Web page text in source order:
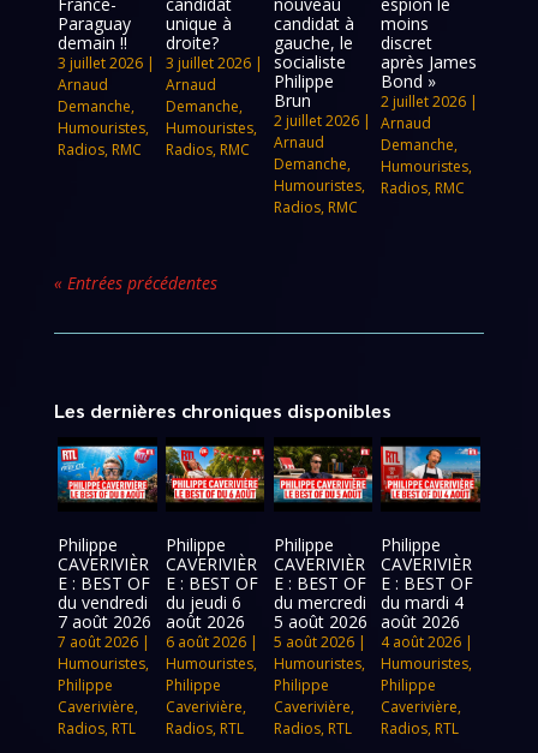
Paraguay
demain !!
3 juillet 2026 |
Arnaud
Demanche,
Humouristes,
Radios, RMC
unique à
droite?
3 juillet 2026|
Arnaud
Demanche,
Humouristes,
Radios, RMC
candidat à
gauche, le
socialiste
Philippe
Brun
2 juillet 2026|
Arnaud
Demanche,
Humouristes,
Radios, RMC
moins
discret
après James
Bond »
2 juillet 2026 |
Arnaud
Demanche,
Humouristes,
Radios, RMC
« Entrées précédentes
Les dernières chroniques disponibles
Philippe
CAVERIVIÈR
E : BEST OF
du vendredi
7 août 2026
7 août 2026 |
Humouristes,
Philippe
Caverivière,
Radios, RTL
Philippe
CAVERIVIÈR
E : BEST OF
du jeudi 6
août 2026
6 août 2026|
Humouristes,
Philippe
Caverivière,
Radios, RTL
Philippe
CAVERIVIÈR
E : BEST OF
du mercredi
5 août 2026
5 août 2026|
Humouristes,
Philippe
Caverivière,
Radios, RTL
Philippe
CAVERIVIÈR
E : BEST OF
du mardi 4
août 2026
4 août 2026 |
Humouristes,
Philippe
Caverivière,
Radios, RTL